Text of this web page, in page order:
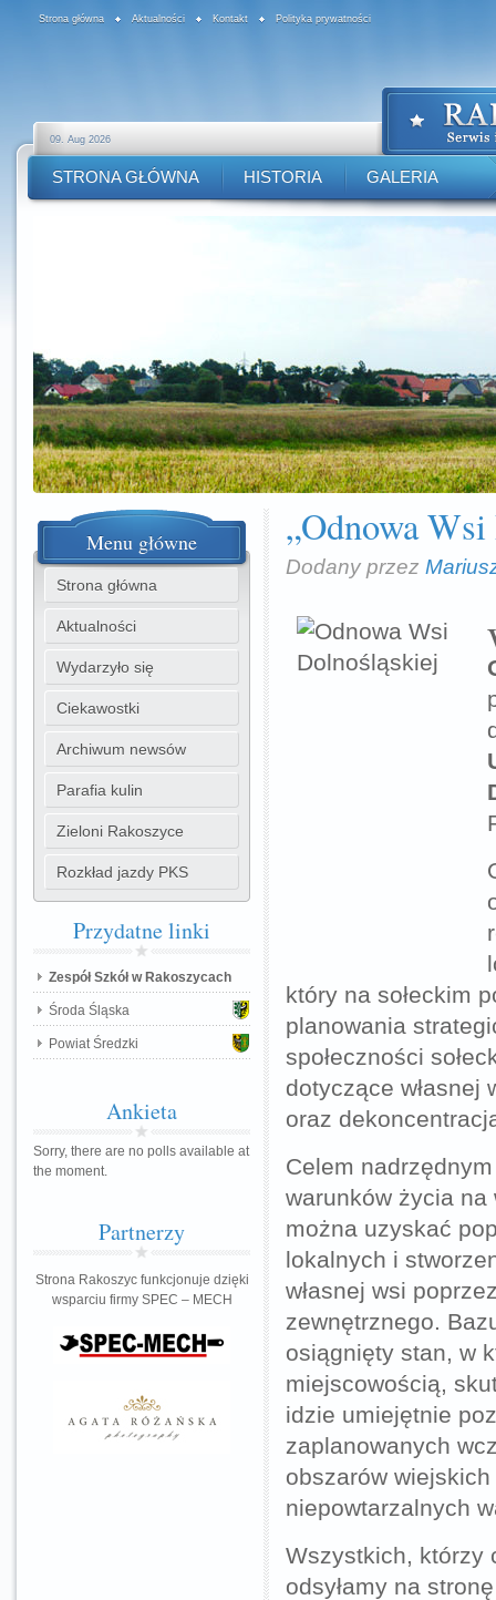
Strona główna Aktualności Kontakt Polityka prywatności
09. Aug 2026
STRONA GŁÓWNA HISTORIA GALERIA
„Odnowa
Dodany przez
który na sołeckim
planowania
społeczności
dotyczące własnej
oraz
Celem
warunków życia
można uzyskać
lokalnych i
własnej wsi
zewnętrznego.
osiągnięty stan, w
miejscowością,
idzie umiejętnie
zaplanowanych
obszarów
niepowtarzalnych
Wszystkich, którzy
odsyłamy na
Menu główne
Strona główna
Aktualności
Wydarzyło się
Ciekawostki
Archiwum newsów
Parafia kulin
Zieloni Rakoszyce
Rozkład jazdy PKS
Przydatnelinki
Zespół Szkół w Rakoszycach
Środa Śląska
Powiat Średzki
Ankieta
Sorry, there are no polls available at
the moment.
Partnerzy
Strona Rakoszyc funkcjonuje dzięki
wsparciu firmy SPEC – MECH